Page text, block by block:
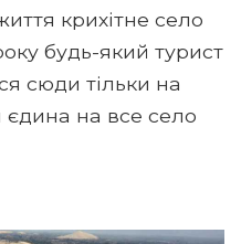
крихітне село
будь-який турист
сюди тільки на
єдина на все село